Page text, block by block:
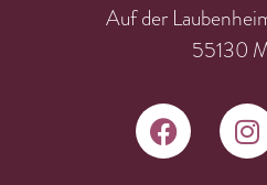
Auf der
55130